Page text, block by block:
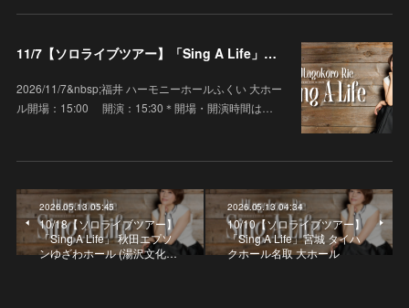
11/7【ソロライブツアー】「Sing A Life」福井 ハーモニーホールふくい 大ホール
2026/11/7&nbsp;福井 ハーモニーホールふくい 大ホー
ル開場：15:00 開演：15:30＊開場・開演時間は…
2026.05.13 05:45
10/18【ソロライブツアー】
「Sing A Life」 秋田エプソ
ンゆざわホール (湯沢文化…
2026.05.13 04:34
10/10【ソロライブツアー】
「Sing A Life」宮城 タイハ
クホール名取 大ホール